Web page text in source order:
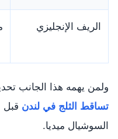
الريف الإنجليزي
ولمن يهمه هذا الجانب
تساقط الثلج في لندن قبل
السوشيال ميديا.